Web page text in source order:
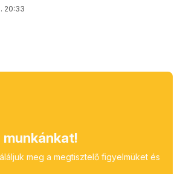
20:33
munkánkat!
meg a megtisztelő figyelmüket és